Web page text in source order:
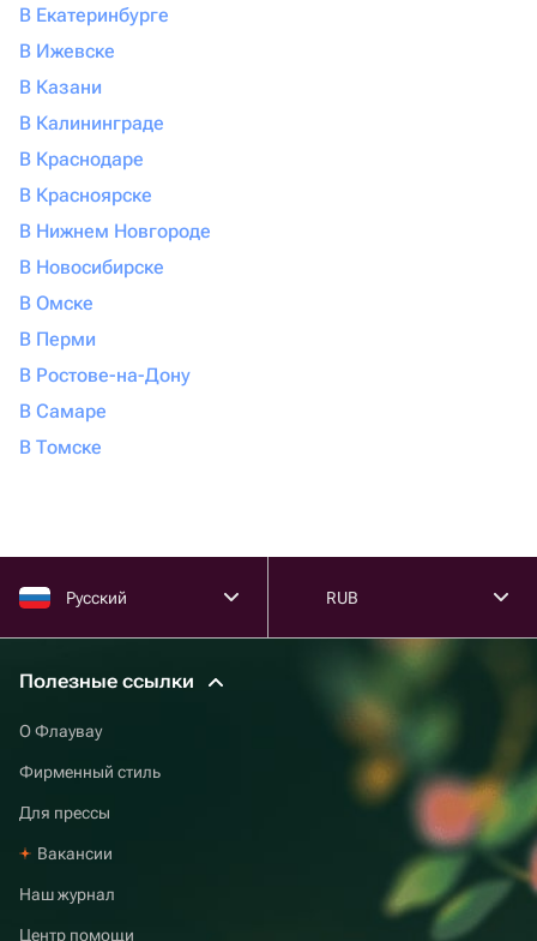
В Екатеринбурге
В Ижевске
В Казани
В Калининграде
В Краснодаре
В Красноярске
В Нижнем Новгороде
В Новосибирске
В Омске
В Перми
В Ростове-на-Дону
В Самаре
В Томске
Русский RUB
Полезные ссылки
О Флаувау
Фирменный стиль
Для прессы
Вакансии
Наш журнал
Центр помощи